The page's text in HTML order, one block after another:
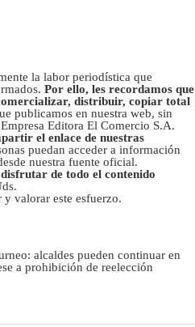
la labor periodística que
Por ello, les recordamos que
distribuir, copiar total
publicamos en nuestra web, sin
Editora El Comercio S.A.
el enlace de nuestras
puedan acceder a información
nuestra fuente oficial.
de todo el contenido
valorar este esfuerzo.
alcaldes pueden continuar en
a prohibición de reelección